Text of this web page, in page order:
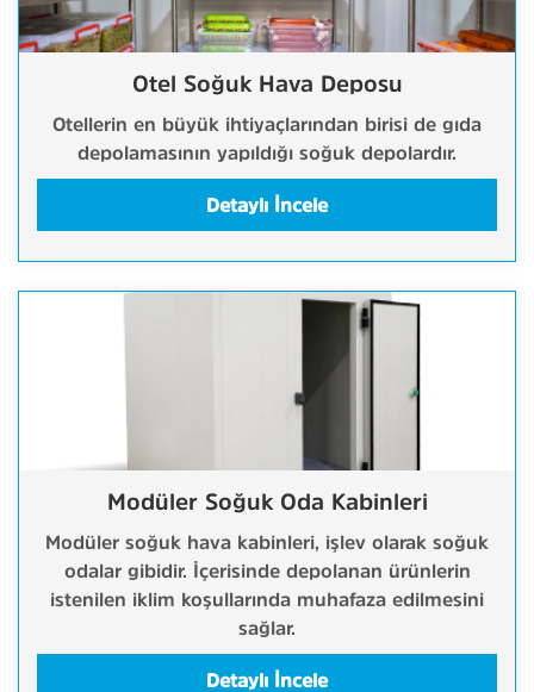
Otel Soğuk Hava Deposu
Otellerin en büyük ihtiyaçlarından birisi de gıda
depolamasının yapıldığı soğuk depolardır.
Detaylı İncele
Modüler Soğuk Oda Kabinleri
Modüler soğuk hava kabinleri, işlev olarak soğuk
odalar gibidir. İçerisinde depolanan ürünlerin
istenilen iklim koşullarında muhafaza edilmesini
sağlar.
Detaylı İncele